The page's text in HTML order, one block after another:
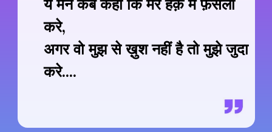
अगर वो मुझ से ख़ुश नहीं है तो मुझे जुदा
करे....